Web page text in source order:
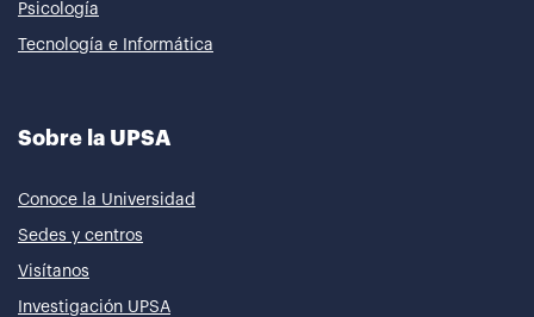
Psicología
Tecnología e Informática
Sobre la UPSA
Conoce la Universidad
Sedes y centros
Visítanos
Investigación UPSA